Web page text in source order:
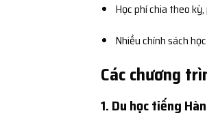
Học phí chia theo
Nhiều chính sách
Các chương
1. Du học tiếng